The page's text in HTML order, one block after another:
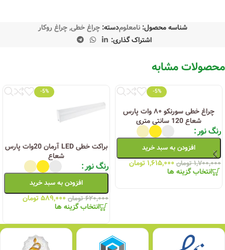
شناسه محصول:نامعلومدسته: چراغ خطی, چراغ روکار
اشتراک گذاری:
محصولات مشابه
-5%
چراغ خطی سورنکو ۸۰ وات پارس
شعاع 120 سانتی متری
رنگ نور
افزودن به سبد خرید
۱,۷۰۰,۰۰۰ تومان ۱,۶۱۵,۰۰۰ تومان
انتخاب گزینه ها
-5%
براکت خطی LED آرمان 20وات پارس
شعاع
رنگ نور
افزودن به سبد خرید
۶۲۰,۰۰۰ تومان ۵۸۹,۰۰۰تومان
انتخاب گزینه ها